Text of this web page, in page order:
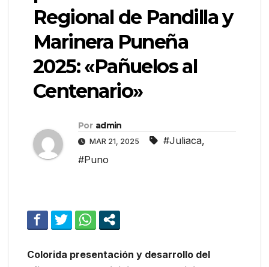
Regional de Pandilla y
Marinera Puneña
2025: «Pañuelos al
Centenario»
Por admin
MAR 21, 2025 #Juliaca,
#Puno
Colorida presentación y desarrollo del